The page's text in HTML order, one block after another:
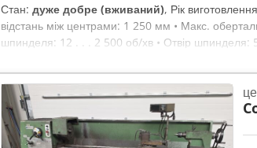
Стан: дуже добре (вживаний), Рік
відстань між центрами: 1 250 мм • Макс.
шпинделя: 12 . . . 2 500 об/хв • Отвір шпинделя:
181 мм • Регулювання ширини різу: 0,05 – 0,8 мм